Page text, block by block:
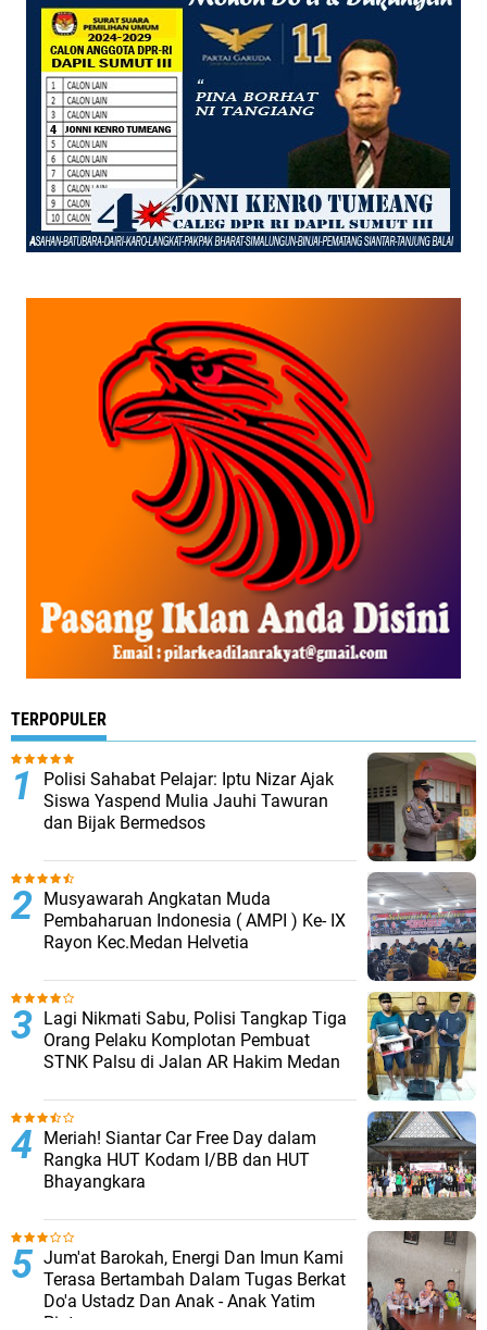
TERPOPULER
Polisi Sahabat Pelajar: Iptu Nizar Ajak
Siswa Yaspend Mulia Jauhi Tawuran
dan Bijak Bermedsos
Musyawarah Angkatan Muda
Pembaharuan Indonesia ( AMPI ) Ke- IX
Rayon Kec.Medan Helvetia
Lagi Nikmati Sabu, Polisi Tangkap Tiga
Orang Pelaku Komplotan Pembuat
STNK Palsu di Jalan AR Hakim Medan
Meriah! Siantar Car Free Day dalam
Rangka HUT Kodam I/BB dan HUT
Bhayangkara
Jum'at Barokah, Energi Dan Imun Kami
Terasa Bertambah Dalam Tugas Berkat
Do'a Ustadz Dan Anak - Anak Yatim
Piatu